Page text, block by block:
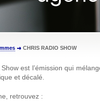
CHRIS RADIO SHOW
est l’émission qui
et décalé.
retrouvez :